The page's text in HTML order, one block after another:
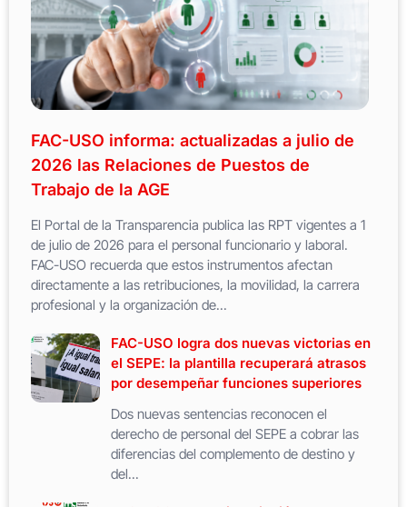
FAC-USO informa: actualizadas a julio de
2026 las Relaciones de Puestos de
Trabajo de la AGE
El Portal de la Transparencia publica las RPT vigentes a 1
de julio de 2026 para el personal funcionario y laboral.
FAC-USO recuerda que estos instrumentos afectan
directamente a las retribuciones, la movilidad, la carrera
profesional y la organización de...
FAC-USO logra dos nuevas victorias en
el SEPE: la plantilla recuperará atrasos
por desempeñar funciones superiores
Dos nuevas sentencias reconocen el
derecho de personal del SEPE a cobrar las
diferencias del complemento de destino y
del...